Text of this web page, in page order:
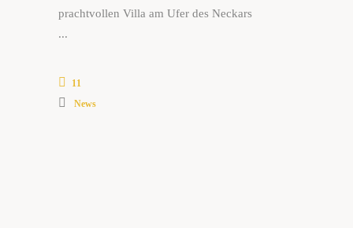
prachtvollen Villa am Ufer des Neckars
11
News